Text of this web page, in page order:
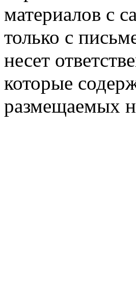
материалов с
только с
несет
которые
размещаемых